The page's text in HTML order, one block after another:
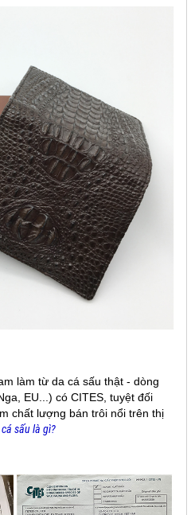
làm từ da cá sấu thật - dòng
EU...) có CITES, tuyệt đối
chất lượng bán trôi nổi trên thị
sấu là gì?